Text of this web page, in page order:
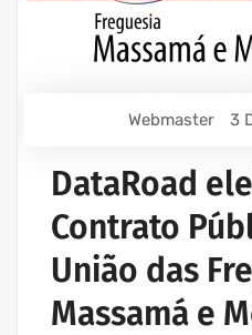
Webmaster 3
DataRoad
Contrato
União das
Massamá e